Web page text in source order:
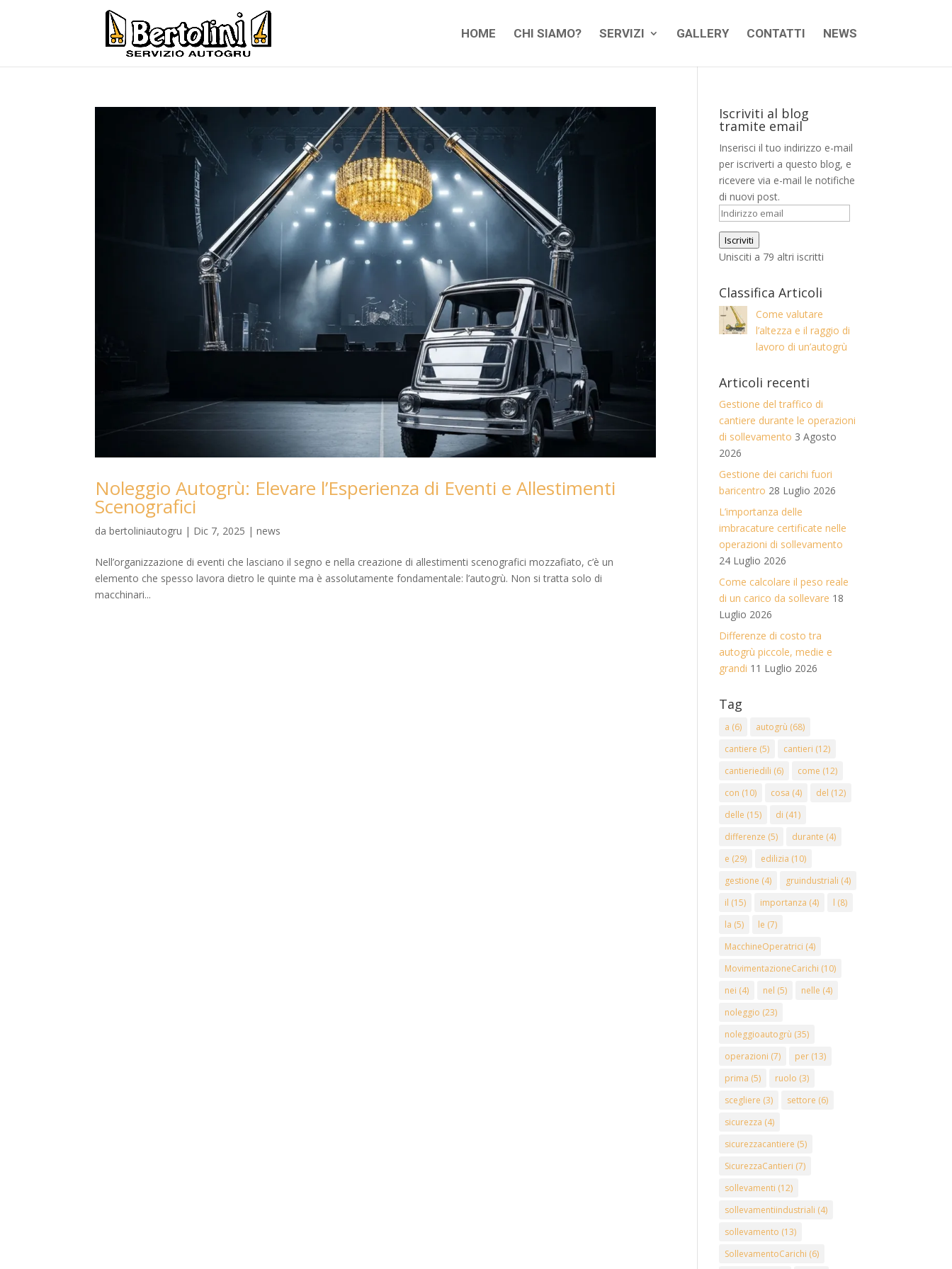
HOME CHI SIAMO? SERVIZI GALLERY CONTATTI NEWS
Noleggio Autogrù: Elevare l’Esperienza di Eventi e Allestimenti
Scenografici
dabertoliniautogru | Dic 7, 2025 |news
Nell’organizzazione di eventi che lasciano il segno e nella creazione di allestimenti scenografici mozzafiato, c’è un
elemento che spesso lavora dietro le quinte ma è assolutamente fondamentale: l’autogrù. Non si tratta solo di
macchinari...
Iscriviti al blog
tramite email
Inserisci il tuo indirizzo e-mail
per iscriverti a questo blog, e
ricevere via e-mail le notifiche
di nuovi post.
Indirizzo
email
Iscriviti
Unisciti a 79 altri iscritti
Classifica Articoli
Come valutare
l’altezza e il raggio di
lavoro di un’autogrù
Articoli recenti
Gestione del traffico di
cantiere durante le operazioni
di sollevamento 3 Agosto
2026
Gestione dei carichi fuori
baricentro 28 Luglio 2026
L’importanza delle
imbracature certificate nelle
operazioni di sollevamento
24 Luglio 2026
Come calcolare il peso reale
di un carico da sollevare 18
Luglio 2026
Differenze di costo tra
autogrù piccole, medie e
grandi 11 Luglio 2026
Tag
a (6) autogrù (68)
cantiere (5) cantieri (12)
cantieriedili (6) come (12)
con (10) cosa (4) del (12)
delle (15) di (41)
differenze (5) durante (4)
e (29) edilizia (10)
gestione (4) gruindustriali (4)
il (15) importanza (4) l (8)
la (5) le (7)
MacchineOperatrici (4)
MovimentazioneCarichi (10)
nei (4) nel (5) nelle (4)
noleggio (23)
noleggioautogrù (35)
operazioni (7) per (13)
prima (5) ruolo (3)
scegliere (3) settore (6)
sicurezza (4)
sicurezzacantiere (5)
SicurezzaCantieri (7)
sollevamenti (12)
sollevamentiindustriali (4)
sollevamento (13)
SollevamentoCarichi (6)